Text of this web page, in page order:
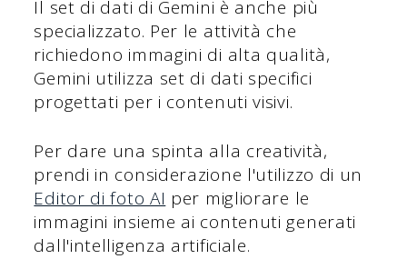
Il set di dati di Gemini è anche più
specializzato. Per le attività che
richiedono immagini di alta qualità,
Gemini utilizza set di dati specifici
progettati per i contenuti visivi.
Per dare una spinta alla creatività,
prendi in considerazione l'utilizzo di un
Editor di foto AI per migliorare le
immagini insieme ai contenuti generati
dall'intelligenza artificiale.